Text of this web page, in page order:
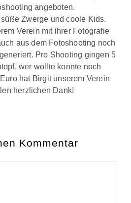
angeboten.
Zwerge und coole Kids.
Verein mit ihrer Fotografie
aus dem Fotoshooting noch
Pro Shooting gingen 5
wer wollte konnte noch
hat Birgit unserem Verein
herzlichen Dank!
Kommentar